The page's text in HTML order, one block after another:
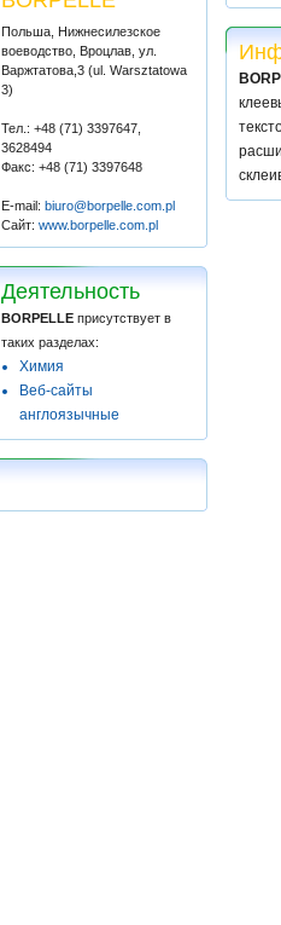
Польша, Нижнесилезское
воеводство, Вроцлав, ул.
Варжтатова,3 (ul. Warsztatowa
3)
Тел.: +48 (71) 3397647,
3628494
Факс: +48 (71) 3397648
E-mail: biuro@borpelle.com.pl
Сайт: www.borpelle.com.pl
Деятельность
BORPELLE присутствует в
таких разделах:
Химия
Веб-сайты
англоязычные